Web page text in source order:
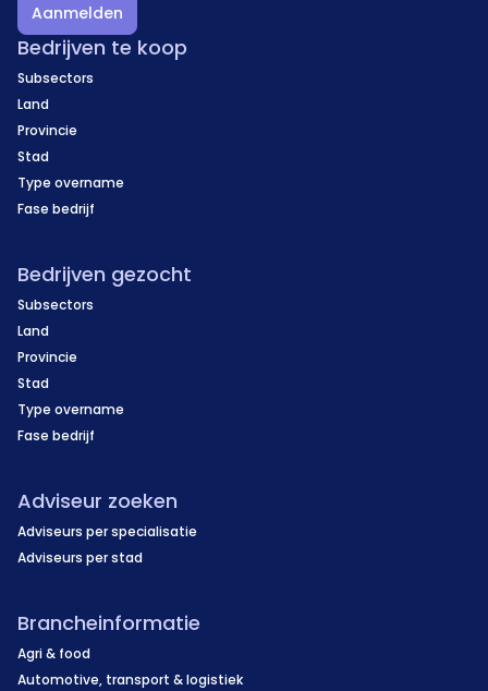
Aanmelden
Bedrijven te koop
Subsectors
Land
Provincie
Stad
Type overname
Fase bedrijf
Bedrijven gezocht
Subsectors
Land
Provincie
Stad
Type overname
Fase bedrijf
Adviseur zoeken
Adviseurs per specialisatie
Adviseurs per stad
Brancheinformatie
Agri & food
Automotive, transport & logistiek